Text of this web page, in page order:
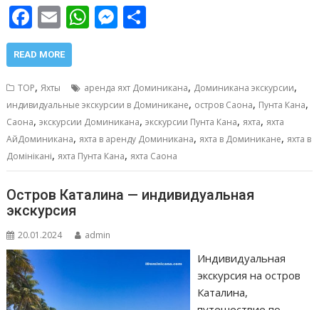
F
ac
e
b
o
o
k
E
m
ai
W
s
A
p
p
M
e
n
g
er
р
а
в
и
т
ь
READ MORE
TOP, Яхты аренда яхт Доминикана, Доминикана экскурсии,
индивидуальные экскурсии в Доминикане, остров Саона, Пунта Кана,
Саона,экскурсии Доминикана,экскурсии Пунта Кана, яхта, яхта
АйДоминикана, яхта в аренду Доминикана, яхта в Доминикане, яхта в
Домінікані, яхта Пунта Кана, яхта Саона
Остров Каталина — индивидуальная
экскурсия
20.01.2024 admin
Индивидуальная
экскурсия на остров
Каталина,